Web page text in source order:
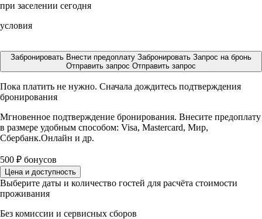
при заселении сегодня
условия
Забронировать Внести предоплату Забронировать Запрос на бронь
Отправить запрос Отправить запрос
Пока платить не нужно. Сначала дождитесь подтверждения
бронирования
Мгновенное подтверждение бронирования. Внесите предоплату
в размере удобным способом: Visa, Mastercard, Мир,
Сбербанк.Онлайн и др.
500 ₽ бонусов
Цена и доступность
Выберите даты и количество гостей для расчёта стоимости
проживания
Без комиссии и сервисных сборов